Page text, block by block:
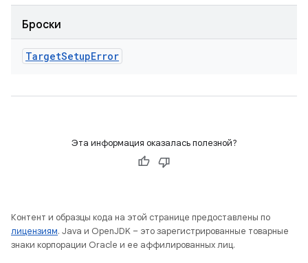
Броски
TargetSetupError
Эта информация оказалась полезной?
Контент и образцы кода на этой странице предоставлены по
лицензиям. Java и OpenJDK – это зарегистрированные товарные
знаки корпорации Oracle и ее аффилированных лиц.